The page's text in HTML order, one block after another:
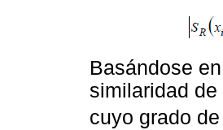
Basándose
similaridad de
cuyo grado